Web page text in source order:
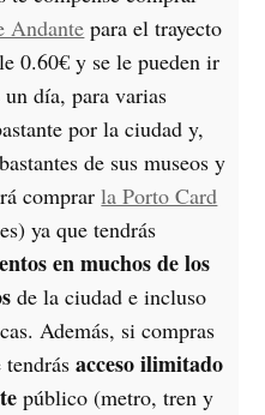
Andante para el trayecto
0.60€ y se le pueden ir
día, para varias
por la ciudad y,
de sus museos y
comprarla Porto Card
ya que tendrás
en muchos de los
de la ciudad e incluso
Además, si compras
tendrásacceso ilimitado
público (metro, tren y